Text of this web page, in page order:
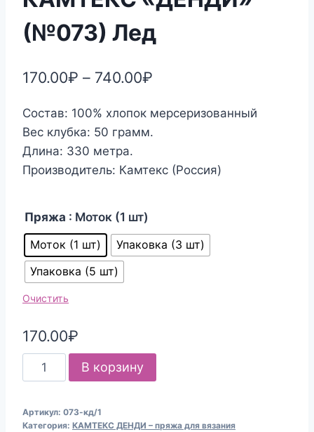
(№073) Лед
170.00₽ – 740.00₽
Состав: 100% хлопок мерсеризованный
Вес клубка: 50 грамм.
Длина: 330 метра.
Производитель: Камтекс (Россия)
Пряжа : Моток (1 шт)
Моток (1 шт)
Упаковка (3 шт)
Упаковка (5 шт)
Очистить
170.00₽
Количество
товара
для
В корзину
Артикул: 073-кд/1
Категория: КАМТЕКС ДЕНДИ – пряжа для вязания